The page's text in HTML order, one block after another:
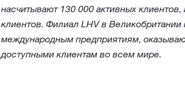
насчитывают 130 000 активных
клиентов. Филиал LHV в
международным предприятиям,
доступными клиентам во всем мире.